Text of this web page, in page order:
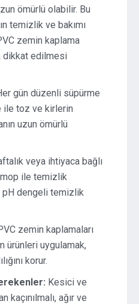
ömürlü olabilir. Bu
temizlik ve bakımı
zemin kaplama
dikkat edilmesi
gün düzenli süpürme
ile toz ve kirlerin
uzun ömürlü
veya ihtiyaca bağlı
ile temizlik
pH dengeli temizlik
zemin kaplamaları
ürünleri uygulamak,
korur.
Kesici ve
kaçınılmalı, ağır ve